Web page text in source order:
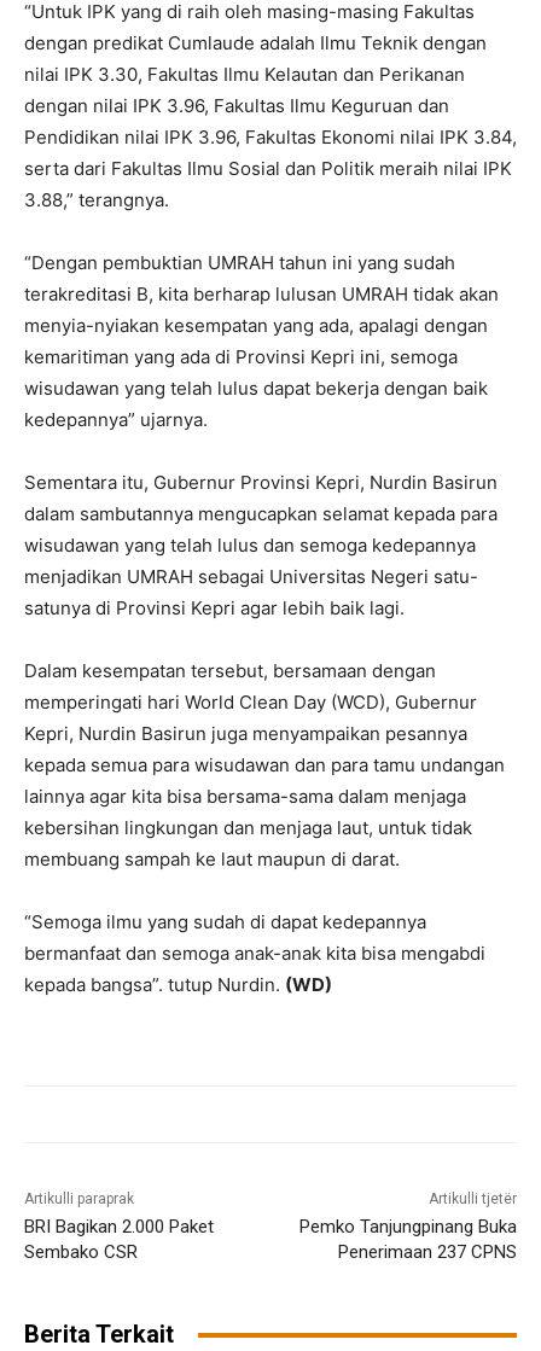
“Untuk IPK yang di raih oleh masing-masing Fakultas
dengan predikat Cumlaude adalah Ilmu Teknik dengan
nilai IPK 3.30, Fakultas Ilmu Kelautan dan Perikanan
dengan nilai IPK 3.96, Fakultas Ilmu Keguruan dan
Pendidikan nilai IPK 3.96, Fakultas Ekonomi nilai IPK 3.84,
serta dari Fakultas Ilmu Sosial dan Politik meraih nilai IPK
3.88,” terangnya.
“Dengan pembuktian UMRAH tahun ini yang sudah
terakreditasi B, kita berharap lulusan UMRAH tidak akan
menyia-nyiakan kesempatan yang ada, apalagi dengan
kemaritiman yang ada di Provinsi Kepri ini, semoga
wisudawan yang telah lulus dapat bekerja dengan baik
kedepannya” ujarnya.
Sementara itu, Gubernur Provinsi Kepri, Nurdin Basirun
dalam sambutannya mengucapkan selamat kepada para
wisudawan yang telah lulus dan semoga kedepannya
menjadikan UMRAH sebagai Universitas Negeri satu-
satunya di Provinsi Kepri agar lebih baik lagi.
Dalam kesempatan tersebut, bersamaan dengan
memperingati hari World Clean Day (WCD), Gubernur
Kepri, Nurdin Basirun juga menyampaikan pesannya
kepada semua para wisudawan dan para tamu undangan
lainnya agar kita bisa bersama-sama dalam menjaga
kebersihan lingkungan dan menjaga laut, untuk tidak
membuang sampah ke laut maupun di darat.
“Semoga ilmu yang sudah di dapat kedepannya
bermanfaat dan semoga anak-anak kita bisa mengabdi
kepada bangsa”. tutup Nurdin. (WD)
Artikulli paraprak
BRI Bagikan 2.000 Paket
Sembako CSR
Artikulli tjetër
Pemko Tanjungpinang Buka
Penerimaan 237 CPNS
Berita Terkait